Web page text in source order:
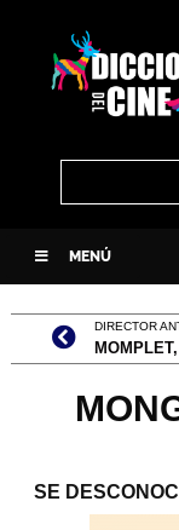
MENÚ
DIRECTOR
SE